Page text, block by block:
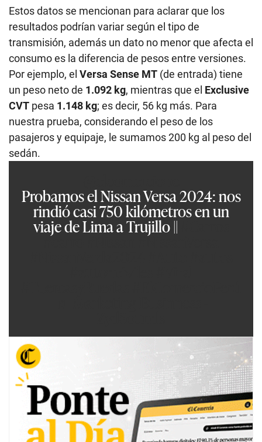
Estos datos se mencionan para aclarar que los
resultados podrían variar según el tipo de
transmisión, además un dato no menor que afecta el
consumo es la diferencia de pesos entre versiones.
Por ejemplo, el Versa Sense MT (de entrada) tiene
un peso neto de 1.092 kg, mientras que el Exclusive
CVT pesa 1.148 kg; es decir, 56 kg más. Para
nuestra prueba, considerando el peso de los
pasajeros y equipaje, le sumamos 200 kg al peso del
sedán.
Probamos el Nissan Versa 2024: nos
rindió casi 750 kilómetros en un
viaje de Lima a Trujillo ||
#carro #NissanVersa